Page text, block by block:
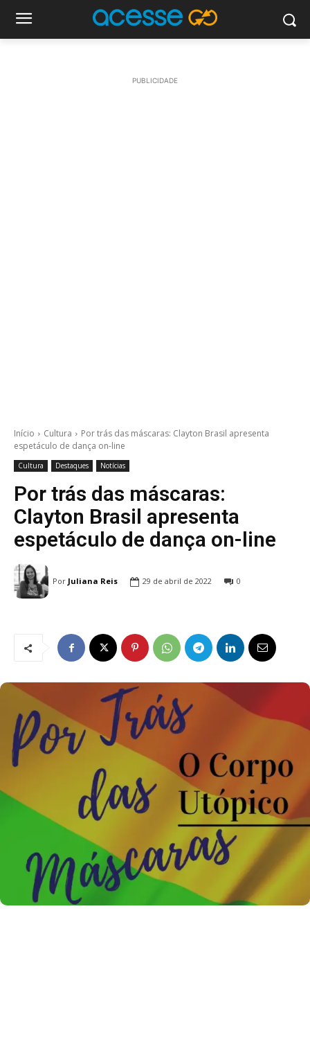
PUBLICIDADE
Início Cultura
Por trás das máscaras: Clayton Brasil apresenta
espetáculo de dança on-line
Cultura Destaques Notícias
Por trás das máscaras:
Clayton Brasil apresenta
espetáculo de dança on-line
Por Juliana Reis 29 de abril de 2022 0